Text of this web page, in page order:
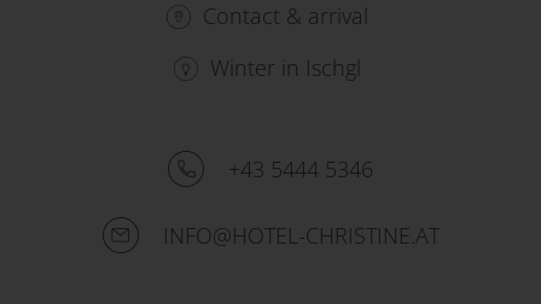
Contact & arrival
Winter in Ischgl
+43 5444 5346
INFO@HOTEL-CHRISTINE.AT